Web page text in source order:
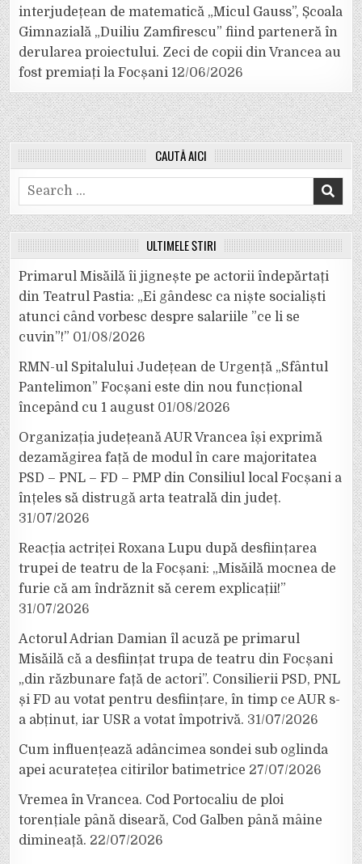
interjudețean de matematică „Micul Gauss”, Școala
Gimnazială „Duiliu Zamfirescu” fiind parteneră în
derularea proiectului. Zeci de copii din Vrancea au
fost premiați la Focșani 12/06/2026
CAUTĂ AICI
Search
for:
ULTIMELE ȘTIRI
Primarul Misăilă îi jignește pe actorii îndepărtați
din Teatrul Pastia: „Ei gândesc ca niște socialiști
atunci când vorbesc despre salariile ”ce li se
cuvin”!” 01/08/2026
RMN-ul Spitalului Județean de Urgență „Sfântul
Pantelimon” Focșani este din nou funcțional
începând cu 1 august 01/08/2026
Organizația județeană AUR Vrancea își exprimă
dezamăgirea față de modul în care majoritatea
PSD – PNL – FD – PMP din Consiliul local Focșani a
înțeles să distrugă arta teatrală din județ.
31/07/2026
Reacția actriței Roxana Lupu după desființarea
trupei de teatru de la Focșani: „Misăilă mocnea de
furie că am îndrăznit să cerem explicații!”
31/07/2026
Actorul Adrian Damian îl acuză pe primarul
Misăilă că a desființat trupa de teatru din Focșani
„din răzbunare față de actori”. Consilierii PSD, PNL
și FD au votat pentru desființare, în timp ce AUR s-
a abținut, iar USR a votat împotrivă. 31/07/2026
Cum influențează adâncimea sondei sub oglinda
apei acuratețea citirilor batimetrice 27/07/2026
Vremea în Vrancea. Cod Portocaliu de ploi
torențiale până diseară, Cod Galben până mâine
dimineață. 22/07/2026